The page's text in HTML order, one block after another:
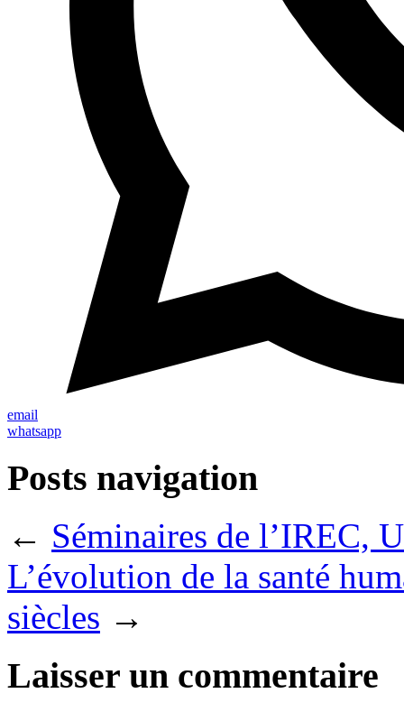
email
whatsapp
Posts navigation
← Séminaires de l’IREC,
L’évolution de la santé
siècles →
Laisser un commentaire